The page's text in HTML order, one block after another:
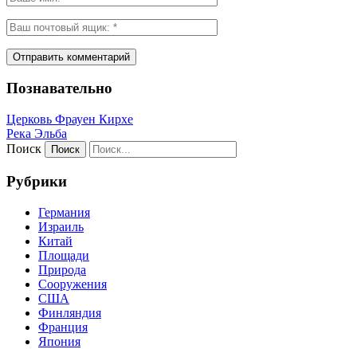
Познавательно
Церковь Фрауен Кирхе
Река Эльба
Поиск
Рубрики
Германия
Израиль
Китай
Площади
Природа
Сооружения
США
Финляндия
Франция
Япония